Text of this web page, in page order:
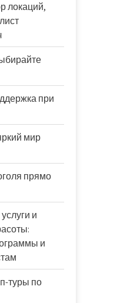
локаций,
при
мир
прямо
и
и
туры по